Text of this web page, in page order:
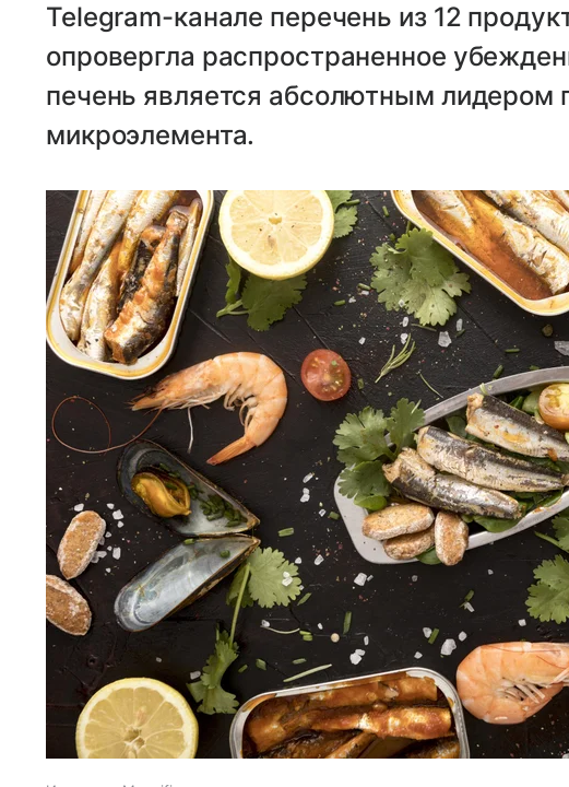
Telegram-канале перечень из 12
опровергла распространенное
печень является абсолютным лидером
микроэлемента.